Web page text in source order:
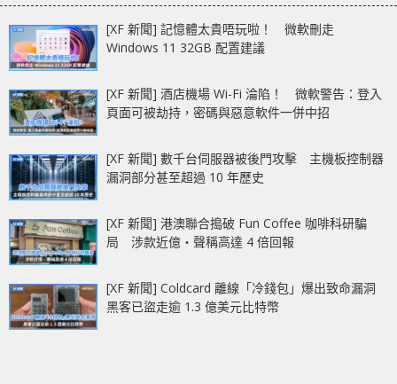
[XF 新聞] 記憶體太貴唔玩啦！ 微軟刪走
Windows 11 32GB 配置建議
[XF 新聞] 酒店機場 Wi-Fi 淪陷！ 微軟警告：登入
頁面可被劫持，密碼與惡意軟件一併中招
[XF 新聞] 數千台伺服器被後門攻擊 主機板控制器
漏洞部分甚至超過 10 年歷史
[XF 新聞] 港澳聯合搗破 Fun Coffee 咖啡科研騙
局 涉款近億‧聲稱高達 4 倍回報
[XF 新聞] Coldcard 離線「冷錢包」爆出致命漏洞
黑客已盜走逾 1.3 億美元比特幣